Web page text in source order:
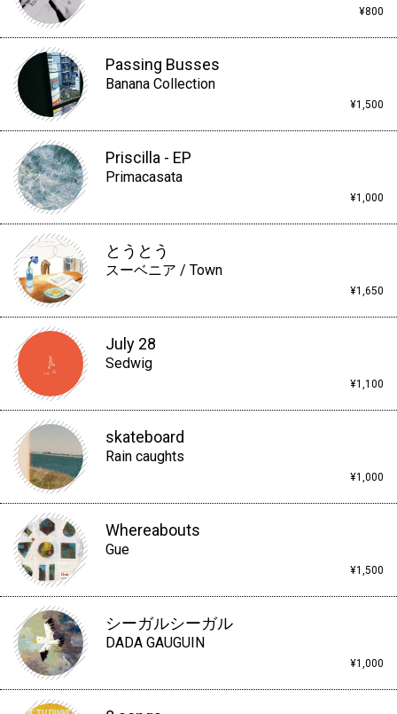
¥800
Passing Busses
Banana Collection
¥1,500
Priscilla - EP
Primacasata
¥1,000
とうとう
スーベニア / Town
¥1,650
July 28
Sedwig
¥1,100
skateboard
Rain caughts
¥1,000
Whereabouts
Gue
¥1,500
シーガルシーガル
DADA GAUGUIN
¥1,000